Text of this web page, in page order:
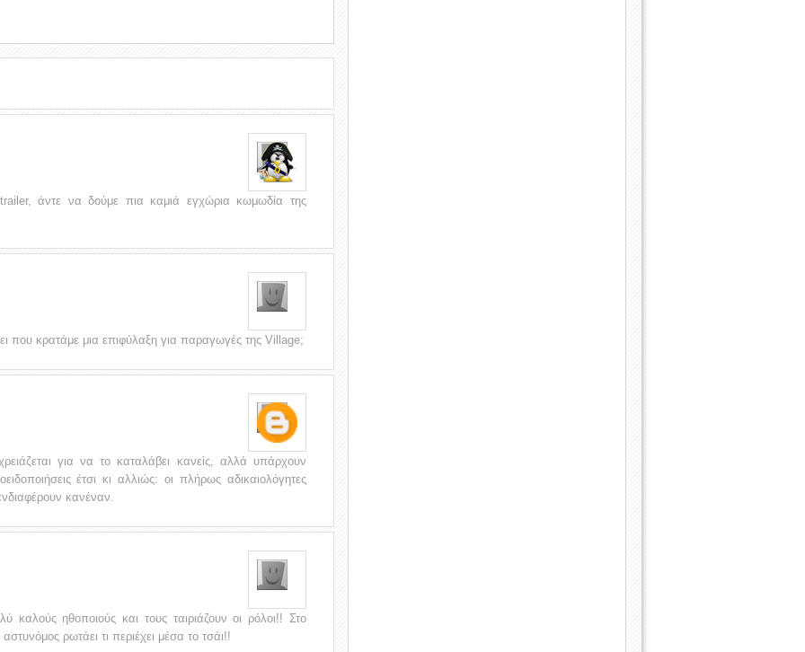
άντε να δούμε πια καμιά εγχώρια κωμωδία της
που κρατάμε μια επιφύλαξη για παραγωγές της Village;
για να το καταλάβει κανείς, αλλά υπάρχουν
έτσι κι αλλιώς: οι πλήρως αδικαιολόγητες
κανέναν.
καλούς ηθοποιούς και τους ταιριάζουν οι ρόλοι!! Στο
ρωτάει τι περιέχει μέσα το τσάι!!